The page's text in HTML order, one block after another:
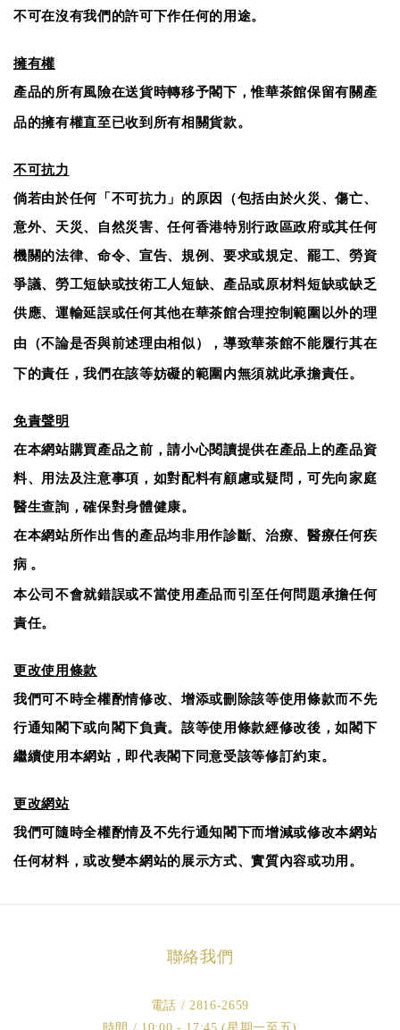
不可在沒有我們的許可下作任何的用途。
擁有權
產品的所有風險在送貨時轉移予閣下，惟華茶館保留有關產
品的擁有權直至已收到所有相關貨款。
不可抗力
倘若由於任何「不可抗力」的原因（包括由於火災、傷亡、
意外、天災、自然災害、任何香港特別行政區政府或其任何
機關的法律、命令、宣告、規例、要求或規定、罷工、勞資
爭議、勞工短缺或技術工人短缺、產品或原材料短缺或缺乏
供應、運輸延誤或任何其他在華茶館合理控制範圍以外的理
由（不論是否與前述理由相似），導致華茶館不能履行其在
下的責任，我們在該等妨礙的範圍内無須就此承擔責任。
免責聲明
在本網站購買產品之前，請小心閱讀提供在產品上的產品資
料、用法及注意事項，如對配料有顧慮或疑問，可先向家庭
醫生查詢，確保對身體健康。
在本網站所作出售的產品均非用作診斷、治療、醫療任何疾
病 。
本公司不會就錯誤或不當使用產品而引至任何問題承擔任何
責任。
更改使用條款
我們可不時全權酌情修改、增添或刪除該等使用條款而不先
行通知閣下或向閣下負責。該等使用條款經修改後，如閣下
繼續使用本網站，即代表閣下同意受該等修訂約束。
更改網站
我們可隨時全權酌情及不先行通知閣下而增減或修改本網站
任何材料，或改變本網站的展示方式、實質內容或功用。
聯絡我們
電話 / 2816-2659